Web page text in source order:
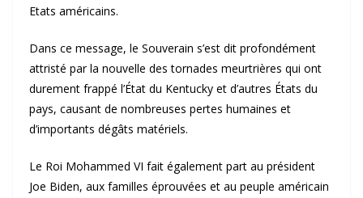
Etats américains.
Dans ce message, le Souverain s’est dit profondément
attristé par la nouvelle des tornades meurtrières qui ont
durement frappé l’État du Kentucky et d’autres États du
pays, causant de nombreuses pertes humaines et
d’importants dégâts matériels.
Le Roi Mohammed VI fait également part au président
Joe Biden, aux familles éprouvées et au peuple américain